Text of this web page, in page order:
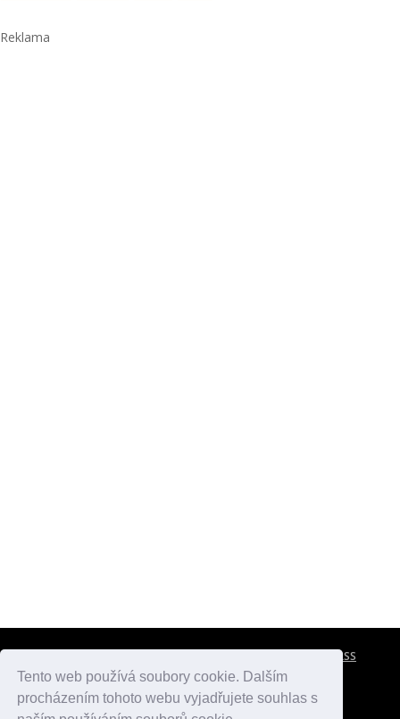
Tento web používá soubory cookie. Dalším
procházením tohoto webu vyjadřujete souhlas s
Reklama
RSS
atlaspamatek.info